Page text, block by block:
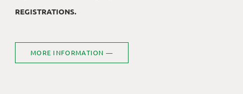
REGISTRATIONS.
MORE INFORMATION —